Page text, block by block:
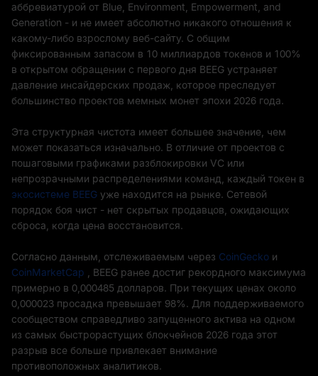
аббревиатурой от Blue, Environment, Empowerment, and
Generation - и не имеет абсолютно никакого отношения к
какому-либо взрослому веб-сайту. С общим
фиксированным запасом в 10 миллиардов токенов и 100%
в открытом обращении с первого дня BEEG устраняет
давление инсайдерских продаж, которое преследует
большинство проектов мемных монет эпохи 2026 года.
Эта структурная чистота имеет большее значение, чем
может показаться изначально. В отличие от проектов с
пошаговыми графиками разблокировки VC или
непрозрачными распределениями команд, каждый токен в
экосистеме BEEG уже находится на рынке. Сетевой
порядок боя чист - нет скрытых продавцов, ожидающих
сброса, когда цена восстановится.
Согласно данным, отслеживаемым через CoinGecko и
CoinMarketCap
, BEEG ранее достиг рекордного максимума
примерно в 0,000485 долларов. При текущих ценах около
0,000023 просадка превышает 98%. Для поддерживаемого
сообществом справедливо запущенного актива на одном
из самых быстрорастущих блокчейнов 2026 года этот
разрыв все больше привлекает внимание
противоположных аналитиков.